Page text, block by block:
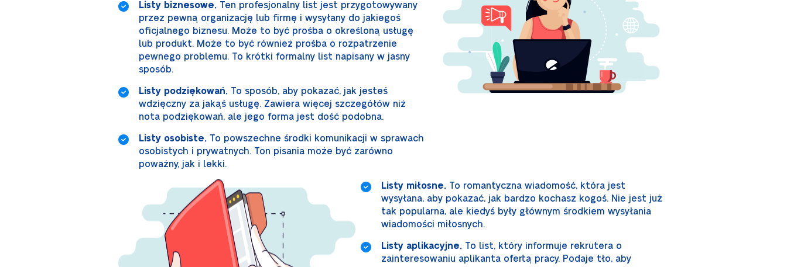
Listy biznesowe. Ten profesjonalny list jest przygotowywany
przez pewną organizację lub firmę i wysyłany do jakiegoś
oficjalnego biznesu. Może to być prośba o określoną usługę
lub produkt. Może to być również prośba o rozpatrzenie
pewnego problemu. To krótki formalny list napisany w jasny
sposób.
Listy podziękowań. To sposób, aby pokazać, jak jesteś
wdzięczny za jakąś usługę. Zawiera więcej szczegółów niż
nota podziękowań, ale jego forma jest dość podobna.
Listy osobiste. To powszechne środki komunikacji w sprawach
osobistych i prywatnych. Ton pisania może być zarówno
poważny, jak i lekki.
Listy miłosne. To romantyczna wiadomość, która jest
wysyłana, aby pokazać, jak bardzo kochasz kogoś. Nie jest już
tak popularna, ale kiedyś były głównym środkiem wysyłania
wiadomości miłosnych.
Listy aplikacyjne. To list, który informuje rekrutera o
zainteresowaniu aplikanta ofertą pracy. Podaje tło, aby